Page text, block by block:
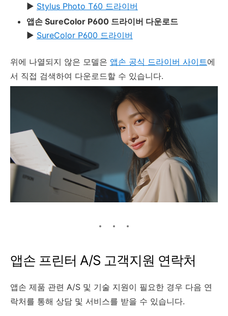
▶ Stylus Photo T60 드라이버
앱손 SureColor P600 드라이버 다운로드
▶ SureColor P600 드라이버
위에 나열되지 않은 모델은 앱손 공식 드라이버 사이트에
서 직접 검색하여 다운로드할 수 있습니다.
앱손 프린터 A/S 고객지원 연락처
앱손 제품 관련 A/S 및 기술 지원이 필요한 경우 다음 연
락처를 통해 상담 및 서비스를 받을 수 있습니다.